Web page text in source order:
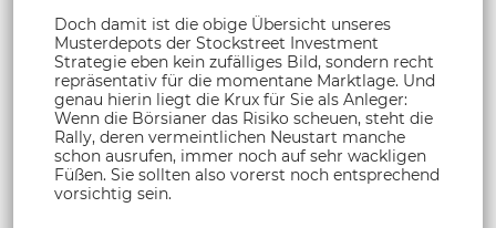
Doch damit ist die obige Übersicht unseres
Musterdepots der Stockstreet Investment
Strategie eben kein zufälliges Bild, sondern recht
repräsentativ für die momentane Marktlage. Und
genau hierin liegt die Krux für Sie als Anleger:
Wenn die Börsianer das Risiko scheuen, steht die
Rally, deren vermeintlichen Neustart manche
schon ausrufen, immer noch auf sehr wackligen
Füßen. Sie sollten also vorerst noch entsprechend
vorsichtig sein.